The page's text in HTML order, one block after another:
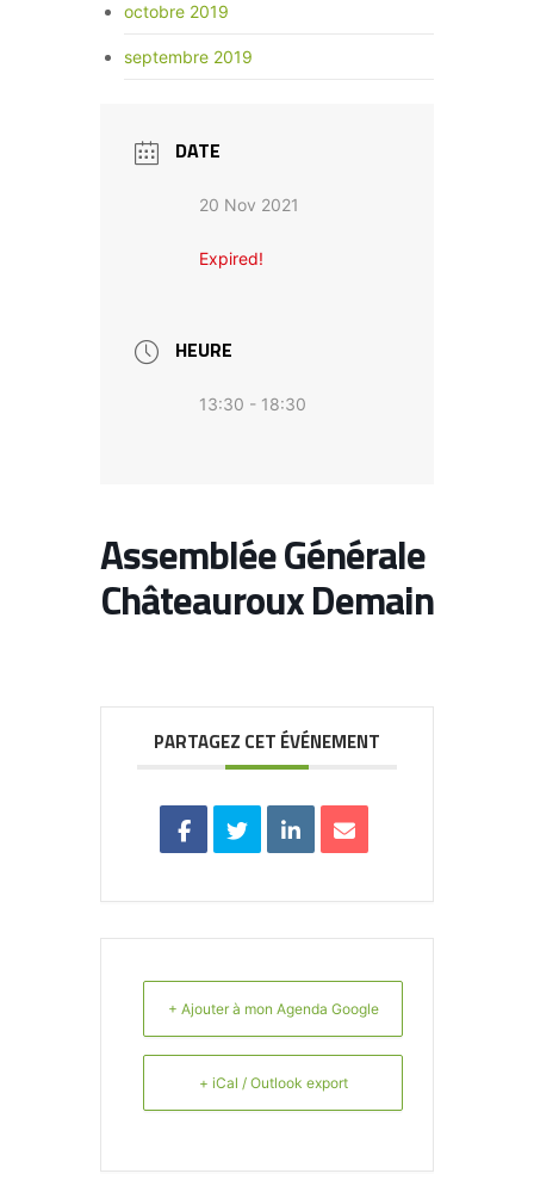
octobre 2019
septembre 2019
DATE
20 Nov 2021
Expired!
HEURE
13:30 - 18:30
Assemblée Générale
Châteauroux Demain
PARTAGEZ CET ÉVÉNEMENT
+ Ajouter à mon Agenda Google
+ iCal / Outlook export